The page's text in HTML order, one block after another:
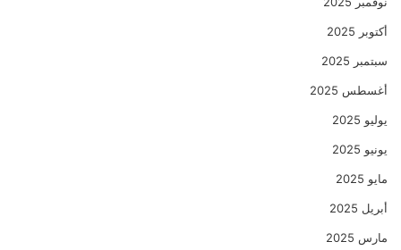
أكتوبر 2025
سبتمبر 2025
أغسطس 2025
يوليو 2025
يونيو 2025
مايو 2025
أبريل 2025
مارس 2025